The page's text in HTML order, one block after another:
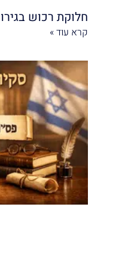
חלוקת רכוש
קרא עוד »